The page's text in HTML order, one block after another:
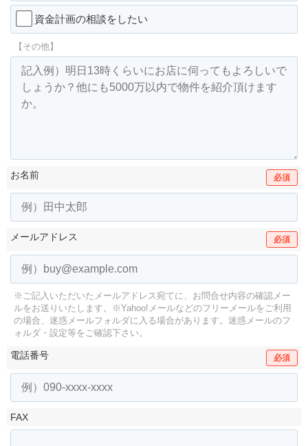
資金計画の相談をしたい
【その他】
お名前 必須
メールアドレス 必須
※ご記入いただいたメールアドレス宛てに、お問合せ内容の確認メー
ルをお送りいたします。
※Yahoo!メールなどのフリーメールをご利用
の場合、迷惑メールフォルダに入る場合があります。 迷惑メールのフ
ォルダ・設定等をご確認下さい。
電話番号 必須
FAX